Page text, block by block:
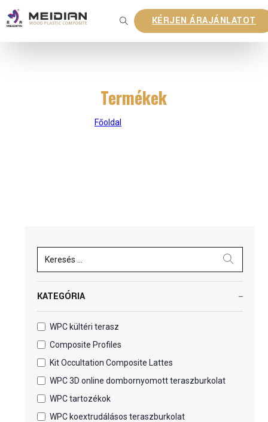
KÉRJEN ÁRAJÁNLATOT
Termékek
Főoldal
KATEGÓRIA
WPC kültéri terasz
Composite Profiles
Kit Occultation Composite Lattes
WPC 3D online dombornyomott teraszburkolat
WPC tartozékok
WPC koextrudálásos teraszburkolat